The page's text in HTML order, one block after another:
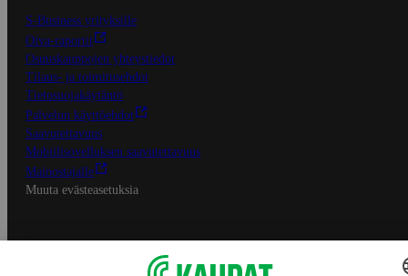
S-Business yrityksille
Oiva-raportit
Osuuskauppojen yhteystiedot
Tilaus- ja toimitusehdot
Tietosuojakäytäntö
Palvelun käyttöehdot
Saavutettavuus
Mobiilisovelluksen saavutettavuus
Mainostajalle
Muuta evästeasetuksia
S-ryhmän palvelut